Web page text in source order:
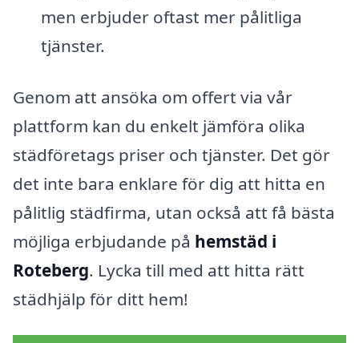
men erbjuder oftast mer pålitliga
tjänster.
Genom att ansöka om offert via vår
plattform kan du enkelt jämföra olika
städföretags priser och tjänster. Det gör
det inte bara enklare för dig att hitta en
pålitlig städfirma, utan också att få bästa
möjliga erbjudande på hemstäd i
Roteberg. Lycka till med att hitta rätt
städhjälp för ditt hem!